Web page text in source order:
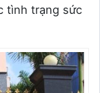
tình trạng sức